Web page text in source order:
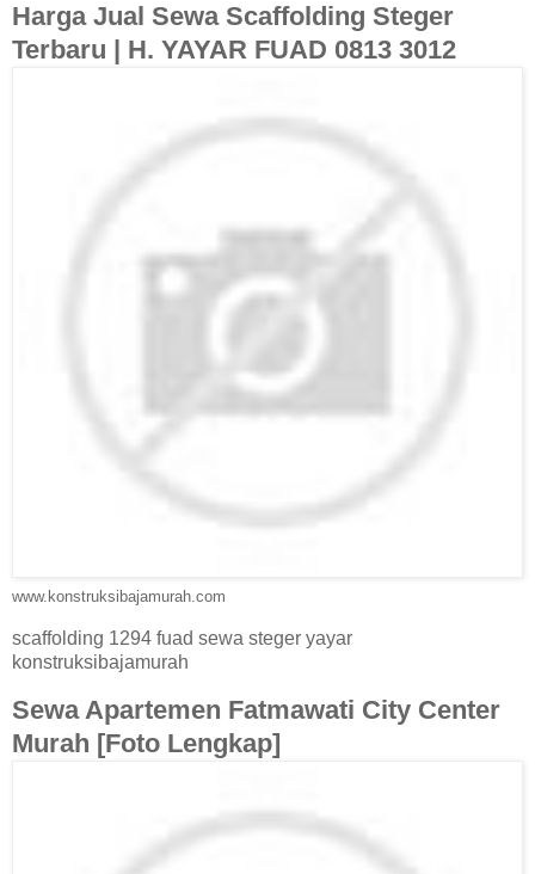
Harga Jual Sewa Scaffolding Steger
Terbaru | H. YAYAR FUAD 0813 3012
www.konstruksibajamurah.com
scaffolding 1294 fuad sewa steger yayar
konstruksibajamurah
Sewa Apartemen Fatmawati City Center
Murah [Foto Lengkap]